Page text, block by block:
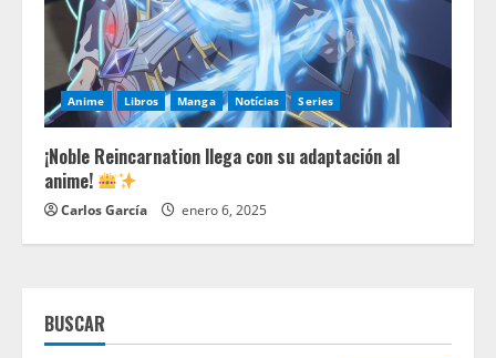
Anime Libros Manga Notícias Series
¡Noble Reincarnation llega con su adaptación al
anime!
Carlos García enero 6, 2025
BUSCAR